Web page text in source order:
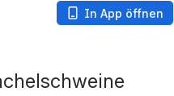
In App öffnen